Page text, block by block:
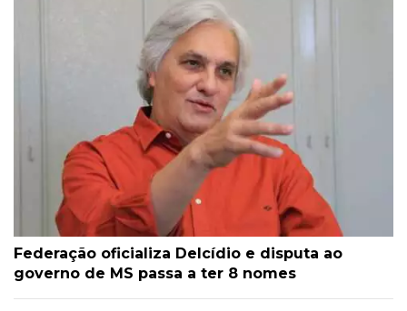
Federação oficializa Delcídio e disputa ao
governo de MS passa a ter 8 nomes